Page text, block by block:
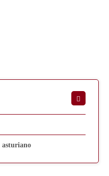
asturiano